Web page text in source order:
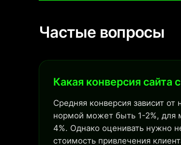
Частые вопросы
Какая конверсия сайта
Средняя конверсия зависит
нормой может быть 1-2%, для
4%. Однако оценивать нужно
стоимость привлечения